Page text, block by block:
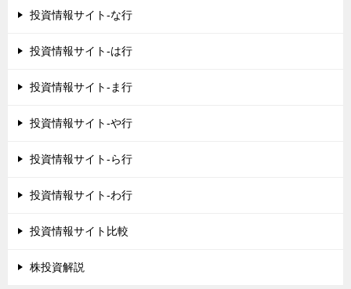
投資情報サイト-な行
投資情報サイト-は行
投資情報サイト-ま行
投資情報サイト-や行
投資情報サイト-ら行
投資情報サイト-わ行
投資情報サイト比較
株投資解説